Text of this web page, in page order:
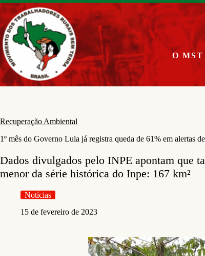
Pular
para
o
conteúdo
O MST
Recuperação Ambiental
1º mês do Governo Lula já registra queda de 61% em alertas
Dados divulgados pelo INPE apontam que
menor da série histórica do Inpe: 167 km²
Notícias
15 de fevereiro de 2023